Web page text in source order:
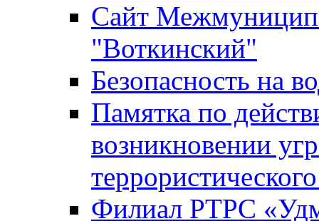
Сайт
"Воткинский"
Безопасность на
Памятка по
возникновении
Филиал РТРС